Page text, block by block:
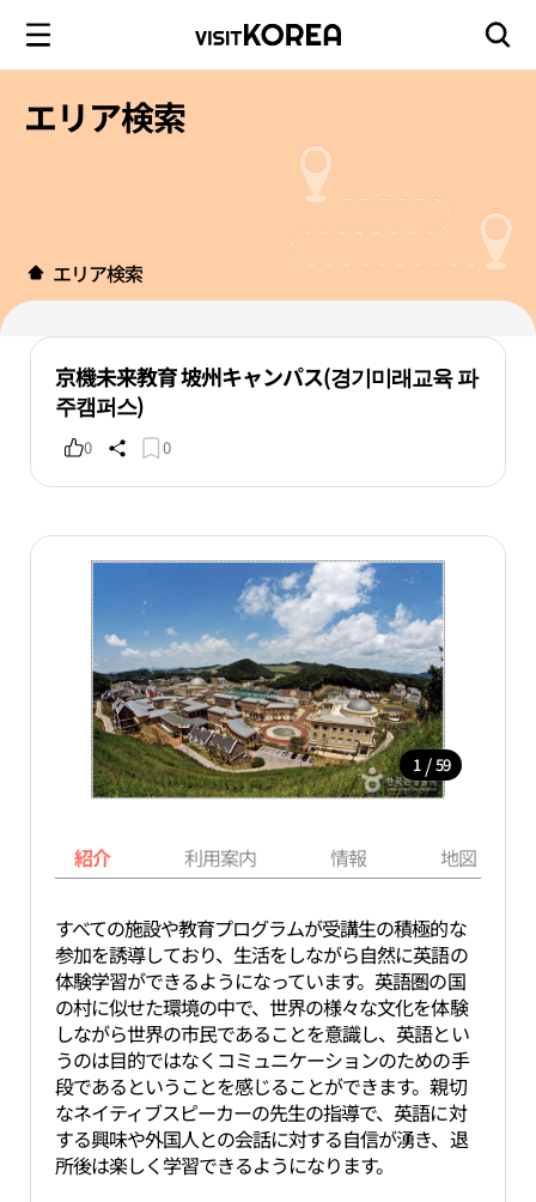
エリア検索
エリア検索
京機未来教育 坡州キャンパス(경기미래교육 파
주캠퍼스)
0 0
1 / 59
紹介 利用案内 情報 地図
すべての施設や教育プログラムが受講生の積極的な
参加を誘導しており、生活をしながら自然に英語の
体験学習ができるようになっています。英語圏の国
の村に似せた環境の中で、世界の様々な文化を体験
しながら世界の市民であることを意識し、英語とい
うのは目的ではなくコミュニケーションのための手
段であるということを感じることができます。親切
なネイティブスピーカーの先生の指導で、英語に対
する興味や外国人との会話に対する自信が湧き、退
所後は楽しく学習できるようになります。